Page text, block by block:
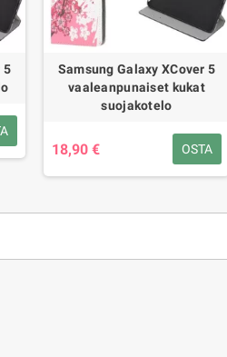
5
Samsung Galaxy XCover 5
vaaleanpunaiset kukat
suojakotelo
18,90 € OSTA